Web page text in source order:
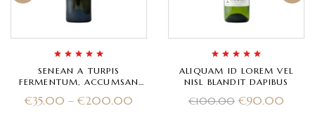
Rated 5.00out
of 5
SENEAN A TURPIS
FERMENTUM, ACCUMSAN
€35.00 – €200.00
Rated5.00out
of 5
ALIQUAM ID LOREM VEL
NISL BLANDIT DAPIBUS
€100.00 €90.00